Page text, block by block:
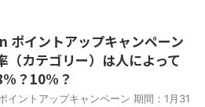
ポイントアップキャンペーン
（カテゴリー）は人によって
？10%？
イントアップキャンペーン 期間：1月31